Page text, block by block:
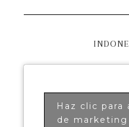
Haz clic para
de